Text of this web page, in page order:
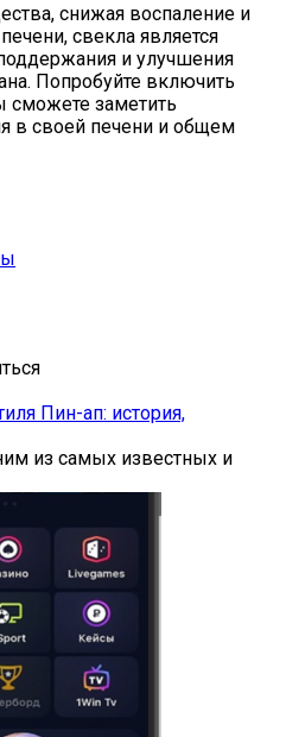
снижая воспаление и
свекла является
и улучшения
Попробуйте включить
сможете заметить
в своей печени и общем
Пин-ап: история,
из самых известных и